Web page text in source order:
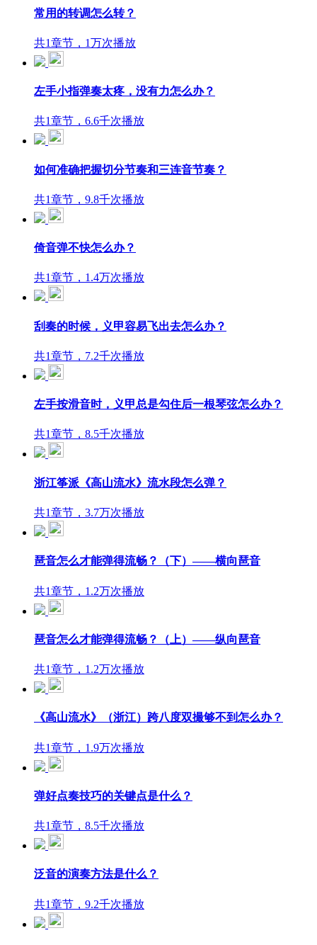
常用的转调怎么转？
共1章节，1万次播放
左手小指弹奏太疼，没有力怎么办？
共1章节，6.6千次播放
如何准确把握切分节奏和三连音节奏？
共1章节，9.8千次播放
倚音弹不快怎么办？
共1章节，1.4万次播放
刮奏的时候，义甲容易飞出去怎么办？
共1章节，7.2千次播放
左手按滑音时，义甲总是勾住后一根琴弦怎么办？
共1章节，8.5千次播放
浙江筝派《高山流水》流水段怎么弹？
共1章节，3.7万次播放
琶音怎么才能弹得流畅？（下）——横向琶音
共1章节，1.2万次播放
琶音怎么才能弹得流畅？（上）——纵向琶音
共1章节，1.2万次播放
《高山流水》（浙江）跨八度双撮够不到怎么办？
共1章节，1.9万次播放
弹好点奏技巧的关键点是什么？
共1章节，8.5千次播放
泛音的演奏方法是什么？
共1章节，9.2千次播放